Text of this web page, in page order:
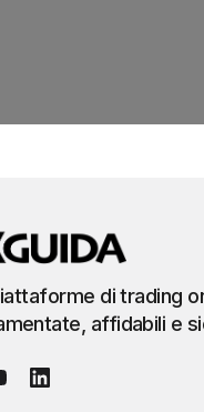
di trading
affidabili e